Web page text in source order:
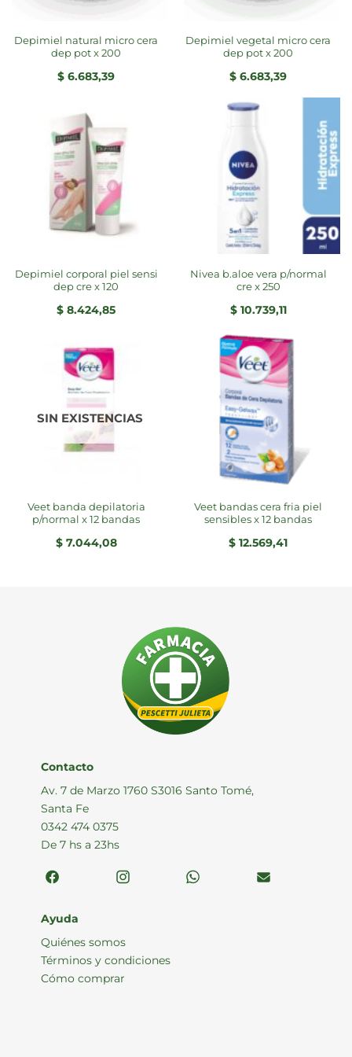
depimiel natural micro cera
dep pot x 200
$ 6.683,39
depimiel vegetal micro cera
dep pot x 200
$ 6.683,39
depimiel corporal piel sensi
dep cre x 120
$ 8.424,85
nivea b.aloe vera p/normal
cre x 250
$10.739,11
SIN EXISTENCIAS
veet banda depilatoria
p/normal x 12 bandas
$7.044,08
veet bandas cera fria piel
sensibles x 12 bandas
$ 12.569,41
Contacto
Av. 7 de Marzo 1760 S3016 Santo Tomé,
Santa Fe
0342 474 0375
De 7 hs a 23hs
Ayuda
Quiénes somos
Términos y condiciones
Cómo comprar